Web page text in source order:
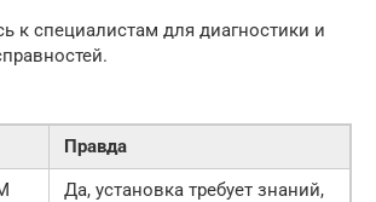
к специалистам для диагностики и
Правда
Да, установка требует знаний,